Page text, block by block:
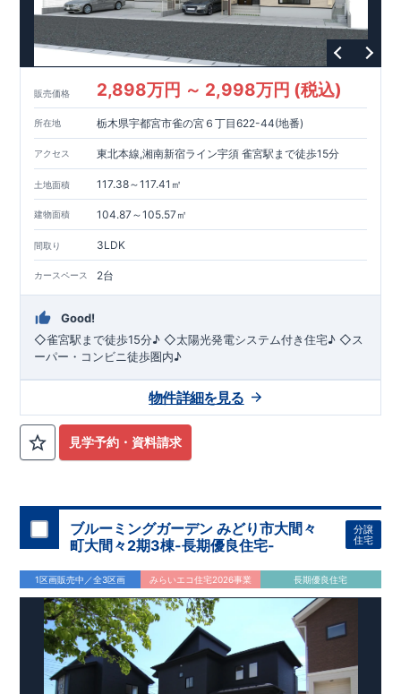
販売価格 2,898万円 ～ 2,998万円 (税込)
所在地 栃木県宇都宮市雀の宮６丁目622-44(地番)
アクセス 東北本線,湘南新宿ライン宇須 雀宮駅まで徒歩15分
土地面積 117.38～117.41㎡
建物面積 104.87～105.57㎡
間取り 3LDK
カースペース 2台
Good!
◇雀宮駅まで徒歩15分♪ ◇太陽光発電システム付き住宅♪ ◇ス
ーパー・コンビニ徒歩圏内♪
見学予約・資料請求
物件詳細を見る
ブルーミングガーデン みどり市大間々
町大間々2期3棟-長期優良住宅-
分譲
住宅
1区画販売中／全3区画 みらいエコ住宅2026事業 長期優良住宅